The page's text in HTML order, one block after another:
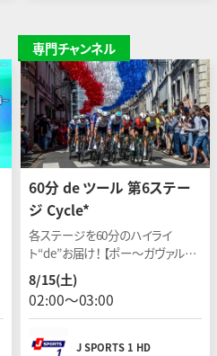
専門チャンネル
60分 de ツール 第6ステー
ジ Cycle*
各ステージを60分のハイライ
ト“de”お届け！ 【ポー〜ガヴァルニ・
ジェードル】 開催日：2026年7月9
日(現地)
8/15(土)
02:00〜03:00
J SPORTS 1 HD